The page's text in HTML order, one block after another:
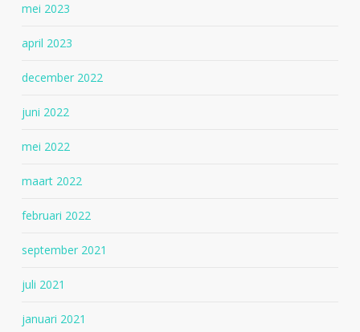
mei 2023
april 2023
december 2022
juni 2022
mei 2022
maart 2022
februari 2022
september 2021
juli 2021
januari 2021